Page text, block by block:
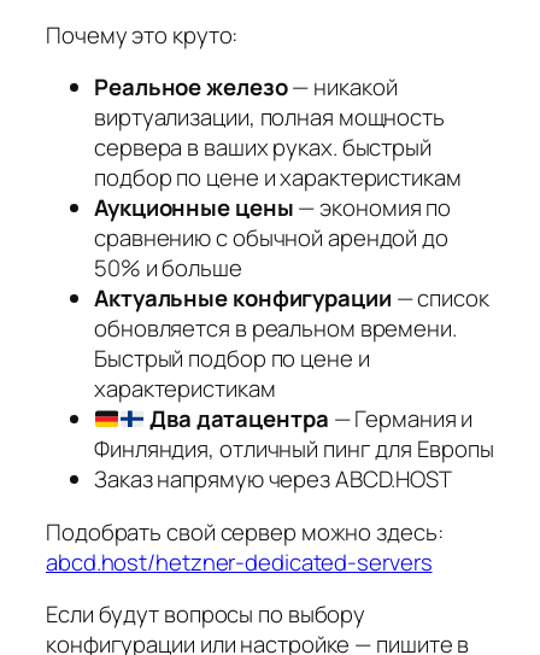
Почему это круто:
Реальное железо— никакой
виртуализации, полная мощность
сервера в ваших руках. быстрый
подбор по цене и характеристикам
Аукционные цены— экономия по
сравнению с обычной арендой до
50% и больше
Актуальные конфигурации — список
обновляется в реальном времени.
Быстрый подбор по цене и
характеристикам
Два датацентра — Германия и
Финляндия, отличный пинг для Европы
Заказ напрямую через ABCD.HOST
Подобрать свой сервер можно здесь:
abcd.host/hetzner-dedicated-servers
Если будут вопросы по выбору
конфигурации или настройке — пишите в